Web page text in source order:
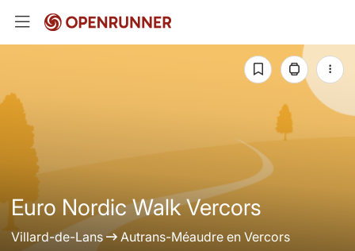
Euro Nordic Walk Vercors
Villard-de-Lans Autrans-Méaudre en Vercors